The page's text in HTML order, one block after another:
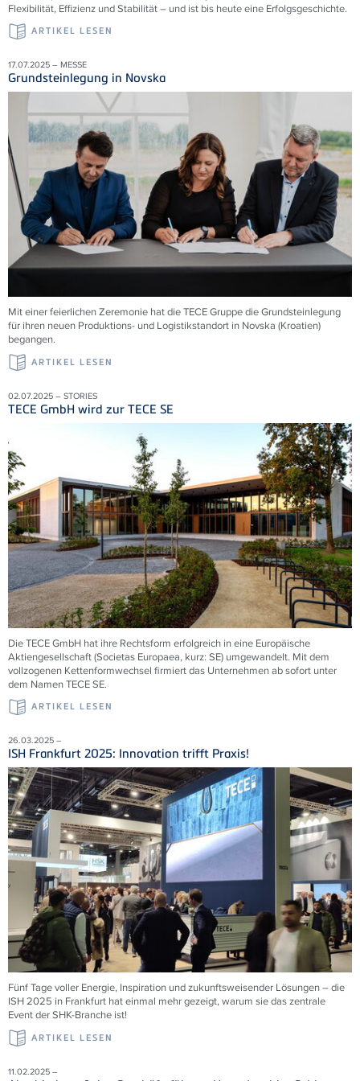
Flexibilität, Effizienz und Stabilität – und ist bis heute eine Erfolgsgeschichte.
ARTIKEL LESEN
17.07.2025 – MESSE
Grundsteinlegung in Novska
Mit einer feierlichen Zeremonie hat die TECE Gruppe die Grundsteinlegung
für ihren neuen Produktions- und Logistikstandort in Novska (Kroatien)
begangen.
ARTIKEL LESEN
02.07.2025 – STORIES
TECE GmbH wird zur TECE SE
Die TECE GmbH hat ihre Rechtsform erfolgreich in eine Europäische
Aktiengesellschaft (Societas Europaea, kurz: SE) umgewandelt. Mit dem
vollzogenen Kettenformwechsel firmiert das Unternehmen ab sofort unter
dem Namen TECESE.
ARTIKEL LESEN
26.03.2025 –
ISH Frankfurt 2025: Innovation trifft Praxis!
Fünf Tage voller Energie, Inspiration und zukunftsweisender Lösungen – die
ISH 2025 in Frankfurt hat einmal mehr gezeigt, warum sie das zentrale
Event der SHK-Branche ist!
ARTIKEL LESEN
11.02.2025 –